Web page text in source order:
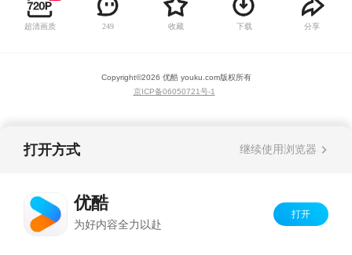
咒语），然后他们将不得不找到并保存地球上最
后的仙女Roxy。 当魔法俏佳人与她见面时，所有
佳人能够达到他们的新阶段：Believix 仙女！
超清画质 249 收藏 下载 分享
Copyright©2026 优酷 youku.com版权所有
京ICP备06050721号-1
打开方式 继续使用浏览器
优酷
为好内容全力以赴
打开